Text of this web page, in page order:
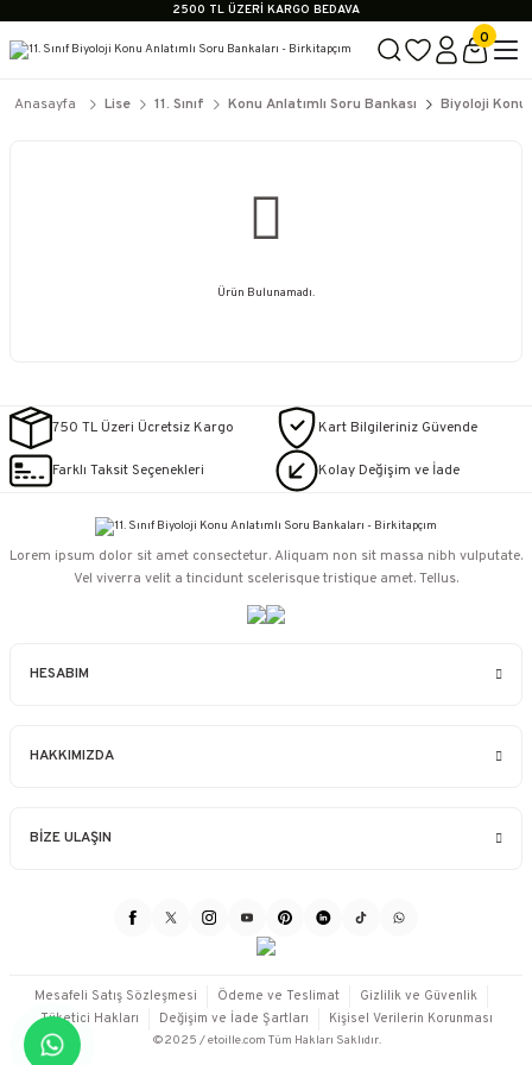
2500 TL ÜZERİ KARGO BEDAVA
İçerik #3
2500 TL ÜZERİ KARGO BEDAVA
0
Anasayfa Lise 11. Sınıf Konu Anlatımlı Soru Bankası Biyoloji Konu
Ürün Bulunamadı.
750 TL Üzeri Ücretsiz Kargo Kart Bilgileriniz Güvende
Farklı Taksit Seçenekleri Kolay Değişim ve İade
HESABIM
HAKKIMIZDA
BİZE ULAŞIN
Lorem ipsum dolor sit amet consectetur. Aliquam non sit massa nibh vulputate.
Vel viverra velit a tincidunt scelerisque tristique amet. Tellus.
©2025 / etoille.com Tüm Hakları Saklıdır.
Mesafeli Satış Sözleşmesi Ödeme ve Teslimat
Gizlilik ve Güvenlik
Tüketici Hakları
Değişim ve İade Şartları Kişisel Verilerin Korunması